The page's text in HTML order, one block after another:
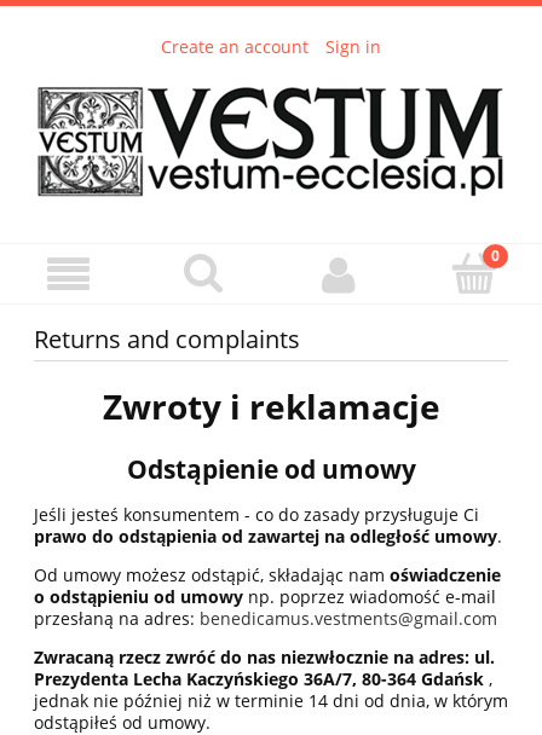
Create an account Sign in
Returns and complaints
Zwroty i reklamacje
Odstąpienie od umowy
Jeśli jesteś konsumentem - co do zasady przysługuje Ci
prawo do odstąpienia od zawartej na odległość umowy.
Od umowy możesz odstąpić, składając nam oświadczenie
o odstąpieniu od umowy np. poprzez wiadomość e-mail
przesłaną na adres: benedicamus.vestments@gmail.com
Zwracaną rzecz zwróć do nas niezwłocznie na adres: ul.
Prezydenta Lecha Kaczyńskiego 36A/7, 80-364 Gdańsk ,
jednak nie później niż w terminie 14 dni od dnia, w którym
odstąpiłeś od umowy.